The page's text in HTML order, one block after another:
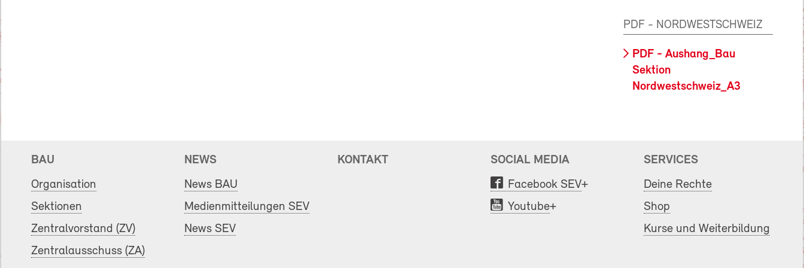
PDF - NORDWESTSCHWEIZ
PDF - Aushang_Bau
Sektion
Nordwestschweiz_A3
BAU
Organisation
Sektionen
Zentralvorstand (ZV)
Zentralausschuss (ZA)
NEWS
News BAU
Medienmitteilungen SEV
News SEV
KONTAKT
SOCIAL MEDIA
Facebook SEV+
Youtube+
SERVICES
Deine Rechte
Shop
Kurse und Weiterbildung